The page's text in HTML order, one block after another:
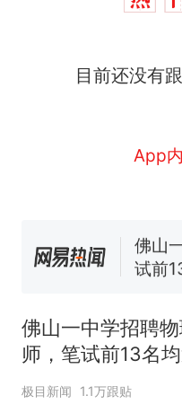
目前还没有
App
因老
眼了
费大
号，
佛山
试前
核查
官方
热
因老
佛山一中学招聘
师，笔试前13名
汰？教育局：已叫
极目新闻 1.1万跟贴